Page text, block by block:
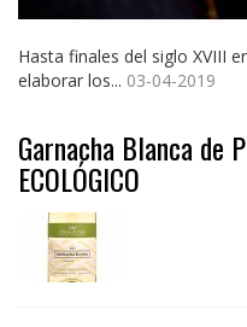
Hasta finales del siglo XVIII
elaborar los... 03-04-2019
Garnacha Blanca de
ECOLÓGICO